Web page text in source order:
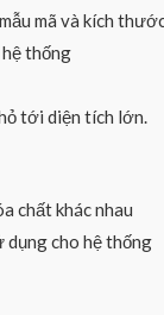
mã và kích
thống
tới diện tích lớn.
chất khác nhau
dụng cho hệ thống